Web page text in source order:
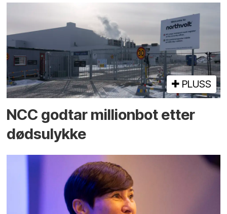
PLUSS
NCC godtar millionbot etter
dødsulykke